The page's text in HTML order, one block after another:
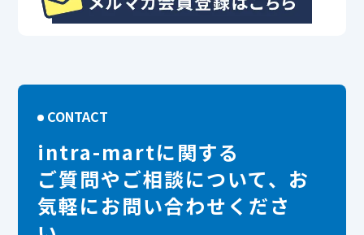
CONTACT
intra-martに関する
ご質問やご相談について、お
気軽にお問い合わせくださ